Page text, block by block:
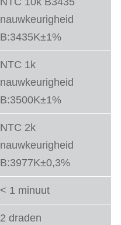
nauwkeurigheid
B:3435K±1%
NTC 1k
nauwkeurigheid
B:3500K±1%
NTC 2k
nauwkeurigheid
B:3977K±0,3%
< 1 minuut
2 draden